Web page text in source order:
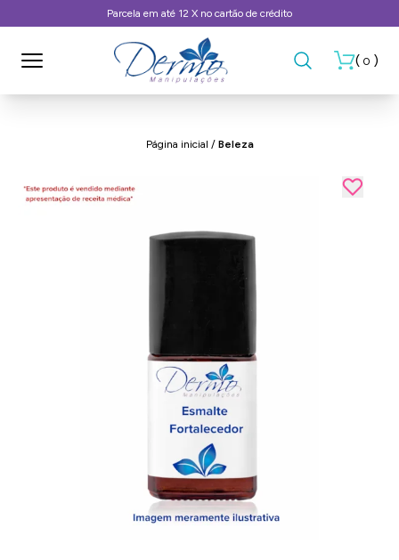
Parcela em até 12 X no cartão de crédito
( 0 )
Página inicial / Beleza
- 25%